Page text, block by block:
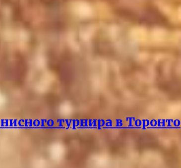
турнира в Торонто